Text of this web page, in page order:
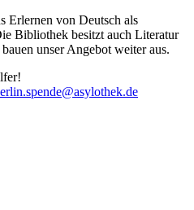
Erlernen von Deutsch als
Bibliothek besitzt auch Literatur
unser Angebot weiter aus.